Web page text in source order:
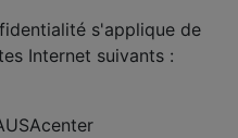
s'applique de
Internet suivants :